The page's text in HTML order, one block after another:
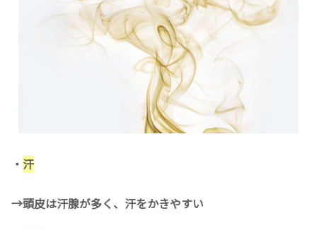
・ 汗
→頭皮は汗腺が多く、汗をかきやすい